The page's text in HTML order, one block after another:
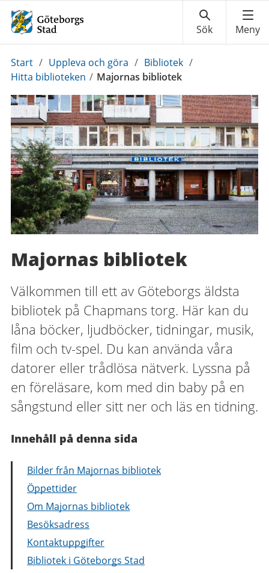
Du
är
Start / Uppleva och göra / Bibliotek /
Hitta biblioteken / Majornas bibliotek
Majornas bibliotek
Välkommen till ett av Göteborgs äldsta
bibliotek på Chapmans torg. Här kan du
låna böcker, ljudböcker, tidningar, musik,
film och tv-spel. Du kan använda våra
datorer eller trådlösa nätverk. Lyssna på
en föreläsare, kom med din baby på en
sångstund eller sitt ner och läs en tidning.
Innehåll på denna sida
Bilder från Majornas bibliotek
Öppettider
Om Majornas bibliotek
Besöksadress
Kontaktuppgifter
Bibliotek i Göteborgs Stad